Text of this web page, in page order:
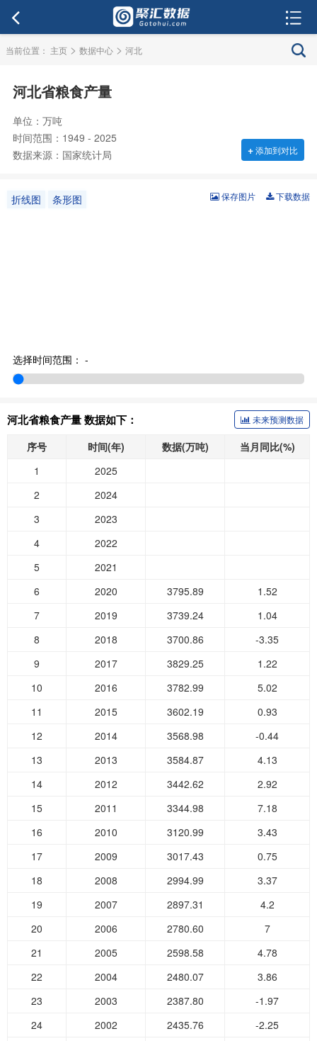
当前位置： 主页 > 数据中心 > 河北
河北省粮食产量
单位：万吨
时间范围：1949 - 2025
数据来源：国家统计局
+添加到对比
折线图 条形图 下载数据
保存图片
选择时间范围： -
河北省粮食产量 数据如下： 未来预测数据
序号 时间(年) 数据(万吨)
当月同比(%)
1
2025
2
2024
3
2023
4
2022
5
2021
6
2020 3795.89
1.52
7
2019 3739.24
1.04
8
2018 3700.86
-3.35
9
2017 3829.25
1.22
10
2016 3782.99
5.02
11
2015 3602.19
0.93
12
2014 3568.98
-0.44
13
2013 3584.87
4.13
14
2012 3442.62
2.92
15
2011 3344.98
7.18
16
2010 3120.99
3.43
17
2009 3017.43
0.75
18
2008 2994.99
3.37
19
2007 2897.31
4.2
20
2006 2780.60
7
21
2005 2598.58
4.78
22
2004 2480.07
3.86
23
2003 2387.80
-1.97
24
2002 2435.76
-2.25